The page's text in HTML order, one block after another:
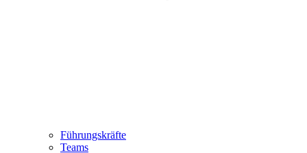
Führungskräfte
Teams